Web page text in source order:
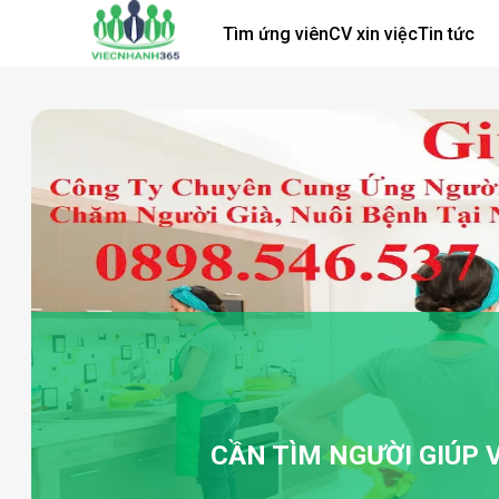
Tìm ứng viênCV xin việcTin tức
CẦN TÌM NGƯỜI GIÚP